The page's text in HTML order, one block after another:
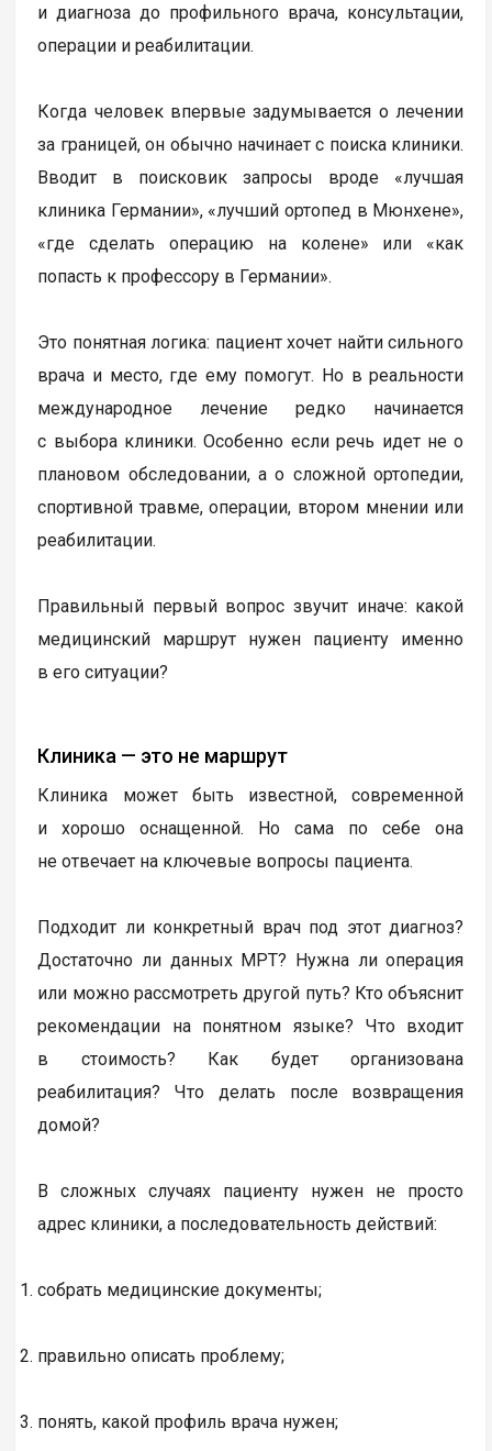
и диагноза до профильного врача, консультации,
операции и реабилитации.
Когда человек впервые задумывается о лечении
за границей, он обычно начинает с поиска клиники.
Вводит в поисковик запросы вроде «лучшая
клиника Германии», «лучший ортопед в Мюнхене»,
«где сделать операцию на колене» или «как
попасть к профессору в Германии».
Это понятная логика: пациент хочет найти сильного
врача и место, где ему помогут. Но в реальности
международное лечение редко начинается
с выбора клиники. Особенно если речь идет не о
плановом обследовании, а о сложной ортопедии,
спортивной травме, операции, втором мнении или
реабилитации.
Правильный первый вопрос звучит иначе: какой
медицинский маршрут нужен пациенту именно
в его ситуации?
Клиника — это не маршрут
Клиника может быть известной, современной
и хорошо оснащенной. Но сама по себе она
не отвечает на ключевые вопросы пациента.
Подходит ли конкретный врач под этот диагноз?
Достаточно ли данных МРТ? Нужна ли операция
или можно рассмотреть другой путь? Кто объяснит
рекомендации на понятном языке? Что входит
в стоимость? Как будет организована
реабилитация? Что делать после возвращения
домой?
В сложных случаях пациенту нужен не просто
адрес клиники, а последовательность действий:
собрать медицинские документы;
правильно описать проблему;
понять, какой профиль врача нужен;